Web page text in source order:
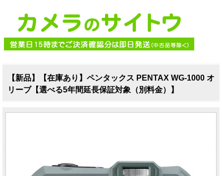
【新品】【在庫あり】ペンタックス PENTAX WG-1000 オ
リーブ【選べる5年間延長保証対象（別料金）】